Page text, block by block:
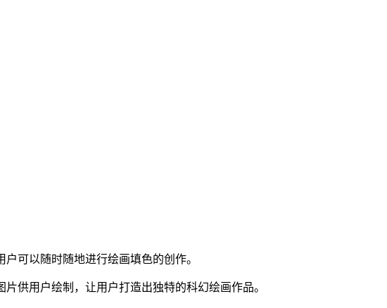
可以随时随地进行绘画填色的创作。
片供用户绘制，让用户打造出独特的科幻绘画作品。